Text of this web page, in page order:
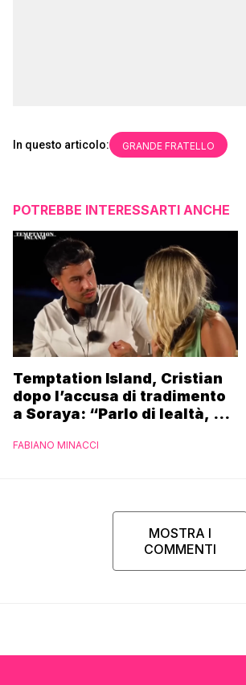
In questo articolo: GRANDE FRATELLO
POTREBBE INTERESSARTI ANCHE
Temptation Island, Cristian
dopo l’accusa di tradimento
a Soraya: “Parlo di lealtà, ma
FABIANO MINACCI
MOSTRA I
COMMENTI